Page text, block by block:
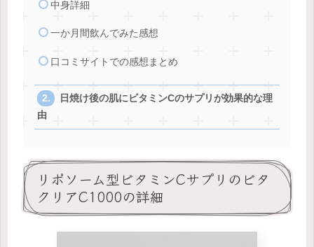
中身詳細
一か月間飲んでみた感想
口コミサイトでの感想まとめ
日焼け後の肌にビタミンCのサプリが効果的な理
由
リポソーム型ビタミンCサプリのビタ
クリアC1000の詳細